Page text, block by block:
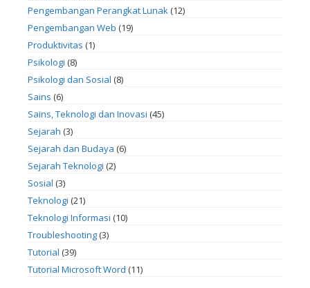
Pengembangan Perangkat Lunak (12)
Pengembangan Web (19)
Produktivitas (1)
Psikologi (8)
Psikologi dan Sosial (8)
Sains (6)
Sains, Teknologi dan Inovasi (45)
Sejarah (3)
Sejarah dan Budaya (6)
Sejarah Teknologi (2)
Sosial (3)
Teknologi (21)
Teknologi Informasi (10)
Troubleshooting (3)
Tutorial (39)
Tutorial Microsoft Word (11)